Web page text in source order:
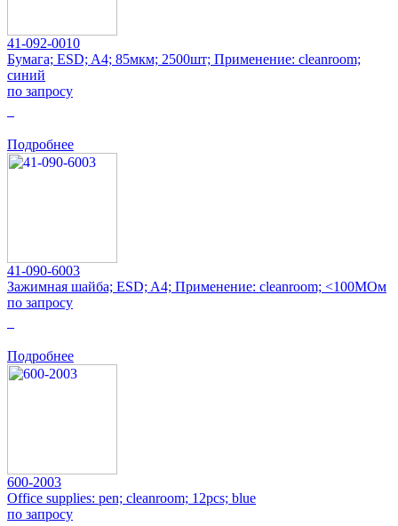
41-092-0010
Бумага; ESD; A4; 85мкм; 2500шт; Применение: cleanroom;
синий
по запросу
Подробнее
41-090-6003
Зажимная шайба; ESD; A4; Применение: cleanroom; <100МОм
по запросу
Подробнее
600-2003
Office supplies: pen; cleanroom; 12pcs; blue
по запросу